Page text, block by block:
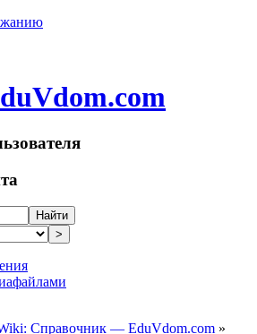
Найти
>
Справочник — EduVdom.com »